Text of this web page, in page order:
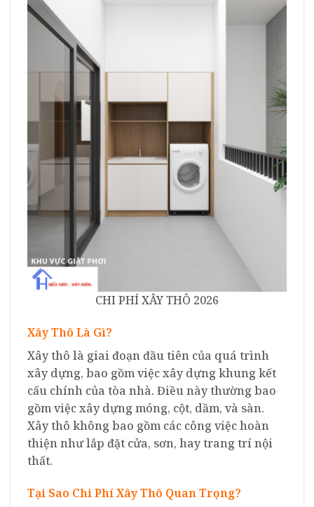
CHI PHÍ XÂY THÔ 2026
Xây Thô Là Gì?
Xây thô là giai đoạn đầu tiên của quá trình
xây dựng, bao gồm việc xây dựng khung kết
cấu chính của tòa nhà. Điều này thường bao
gồm việc xây dựng móng, cột, dầm, và sàn.
Xây thô không bao gồm các công việc hoàn
thiện như lắp đặt cửa, sơn, hay trang trí nội
thất.
Tại Sao Chi Phí Xây Thô Quan Trọng?